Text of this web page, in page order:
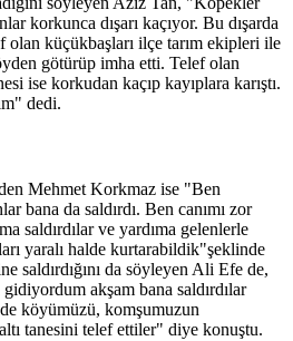
korkunca dışarı kaçıyor. Bu dışarda
olan küçükbaşları ilçe tarım ekipleri ile
götürüp imha etti. Telef olan
ise korkudan kaçıp kayıplara karıştı.
dedi.
Mehmet Korkmaz ise "Ben
bana da saldırdı. Ben canımı zor
saldırdılar ve yardıma gelenlerle
yaralı halde kurtarabildik"şeklinde
saldırdığını da söyleyen Ali Efe de,
akşam bana saldırdılar
köyümüzü, komşumuzun
tanesini telef ettiler" diye konuştu.